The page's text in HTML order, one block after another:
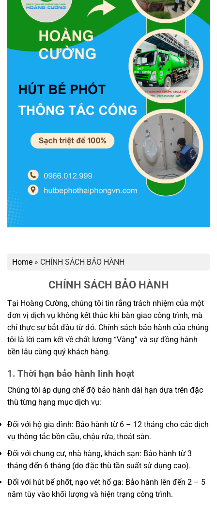
Home » CHÍNH SÁCH BẢO HÀNH
CHÍNH SÁCH BẢO HÀNH
Tại Hoàng Cường, chúng tôi tin rằng trách nhiệm của một
đơn vị dịch vụ không kết thúc khi bàn giao công trình, mà
chỉ thực sự bắt đầu từ đó. Chính sách bảo hành của chúng
tôi là lời cam kết về chất lượng “Vàng” và sự đồng hành
bền lâu cùng quý khách hàng.
1. Thời hạn bảo hành linh hoạt
Chúng tôi áp dụng chế độ bảo hành dài hạn dựa trên đặc
thù từng hạng mục dịch vụ:
Đối với hộ gia đình: Bảo hành từ 6 – 12 tháng cho các dịch
vụ thông tắc bồn cầu, chậu rửa, thoát sàn.
Đối với chung cư, nhà hàng, khách sạn: Bảo hành từ 3
tháng đến 6 tháng (do đặc thù tần suất sử dụng cao).
Đối với hút bể phốt, nạo vét hố ga: Bảo hành lên đến 2 – 5
năm tùy vào khối lượng và hiện trạng công trình.